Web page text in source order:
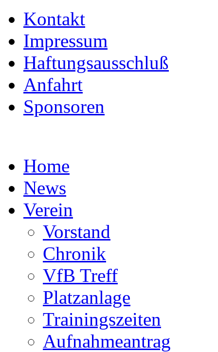
Kontakt
Impressum
Haftungsausschluß
Anfahrt
Sponsoren
Home
News
Verein
Vorstand
Chronik
VfB Treff
Platzanlage
Trainingszeiten
Aufnahmeantrag